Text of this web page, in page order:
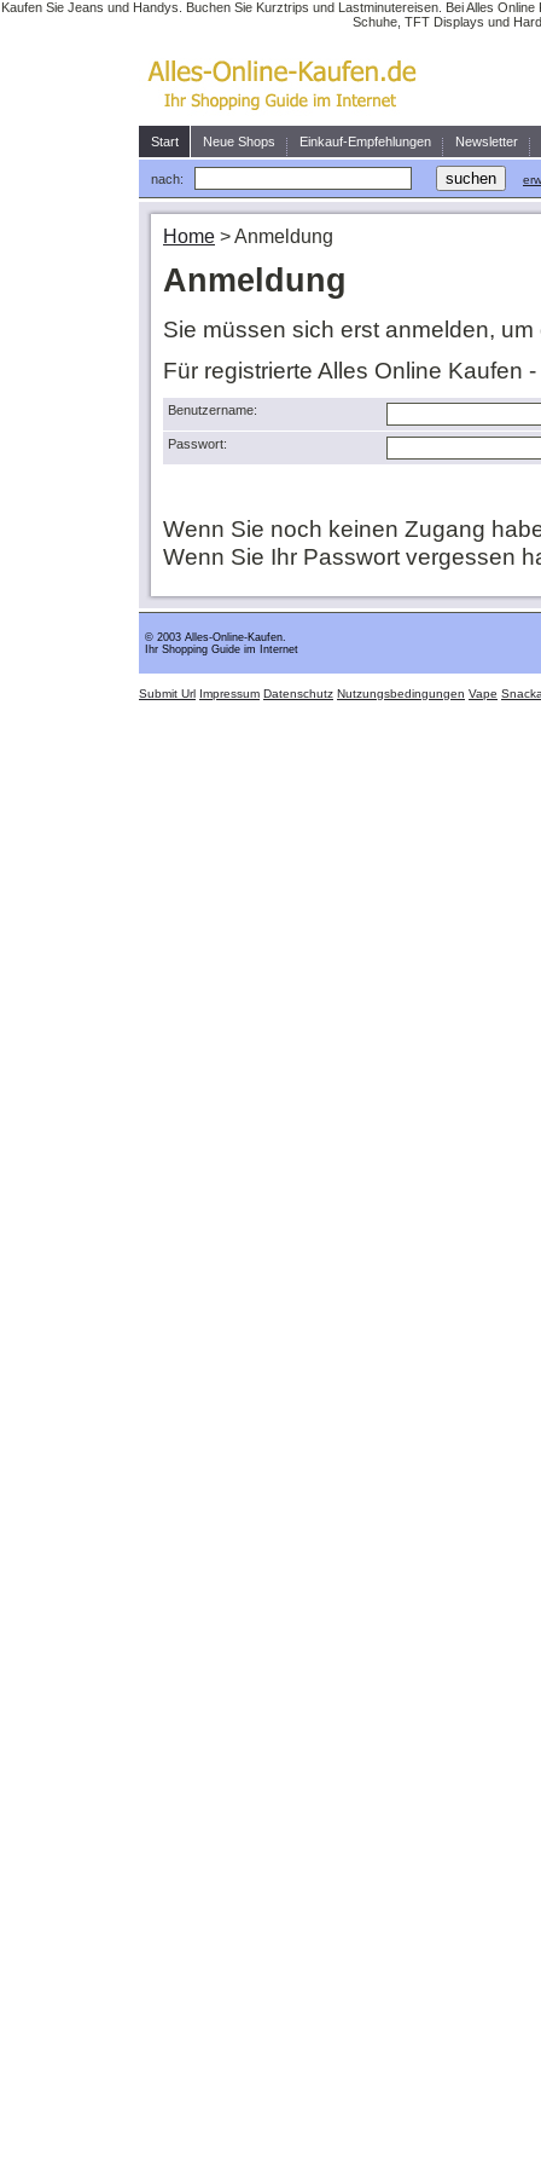
Kaufen Sie Jeans und Handys. Buchen Sie Kurztrips und Lastminutereisen. Bei Alles
Schuhe, TFT Displays und
Start Neue Shops Einkauf-Empfehlungen Newsletter
nach:
Home >Anmeldung
Anmeldung
Sie müssen sich erst anmelden,
Für registrierte Alles Online Kaufen
Benutzername:
Passwort:
Wenn Sie noch keinen Zugang
Wenn Sie Ihr Passwort vergessen
© 2003 Alles-Online-Kaufen.
Ihr Shopping Guide im Internet
Submit Url Impressum Datenschutz Nutzungsbedingungen Vape